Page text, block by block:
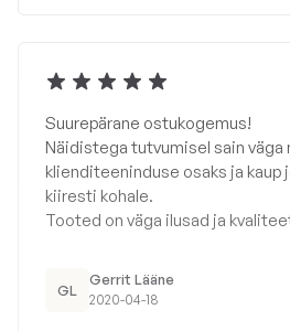
Suurepärane ostukogemus!
Näidistega tutvumisel sain väga
klienditeeninduse osaks ja
kiiresti kohale.
Tooted on väga ilusad ja
GL
Gerrit Lääne
2020-04-18